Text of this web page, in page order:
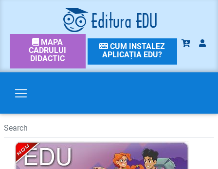
MAPA
CADRULUI
DIDACTIC
CUM INSTALEZ
APLICAȚIA EDU?